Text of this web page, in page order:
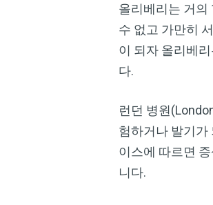
올리베리는 거의
수 없고 가만히
이 되자 올리베
다.
런던 병원
험하거나 발기가
이스에 따르면
니다.